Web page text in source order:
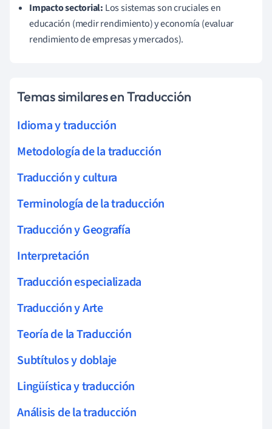
Impacto sectorial: Los sistemas son cruciales en
educación (medir rendimiento) y economía (evaluar
rendimiento de empresas y mercados).
Temas similares en Traducción
Idioma y traducción
Metodología de la traducción
Traducción y cultura
Terminología de la traducción
Traducción y Geografía
Interpretación
Traducción especializada
Traducción y Arte
Teoría de la Traducción
Subtítulos y doblaje
Lingüística y traducción
Análisis de la traducción